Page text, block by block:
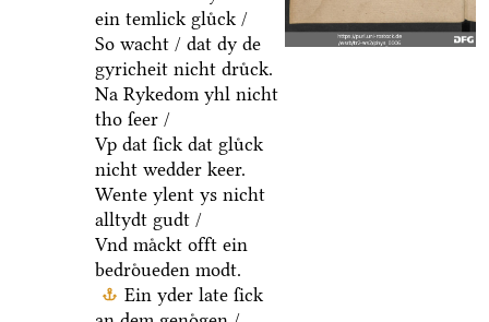
ein temlick gluͤck /
So wacht / dat dy de
gyricheit nicht druͤck.
Na Rykedom yhl nicht
tho ſeer /
Vp dat ſick dat gluͤck
nicht wedder keer.
Wente ylent ys nicht
alltydt gudt /
Vnd maͤckt offt ein
bedroͤueden modt.
Ein yder late ſick